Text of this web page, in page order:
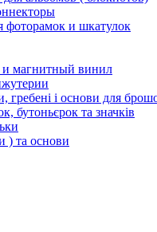
фоторамок и шкатулок
магнитный винил
і основи для
бутоньєрок та значків
) та основи